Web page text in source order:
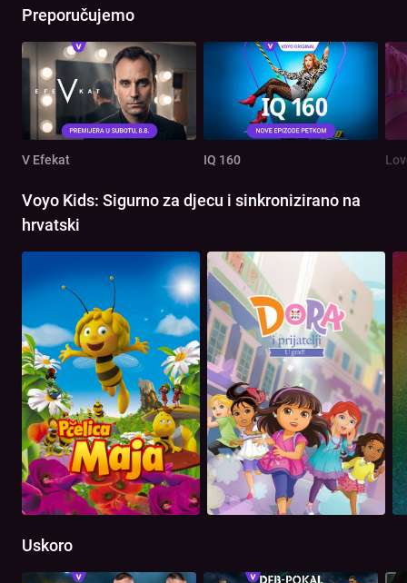
Preporučujemo
V Efekat IQ 160
Voyo Kids: Sigurno za djecu i sinkronizirano na
hrvatski
Uskoro